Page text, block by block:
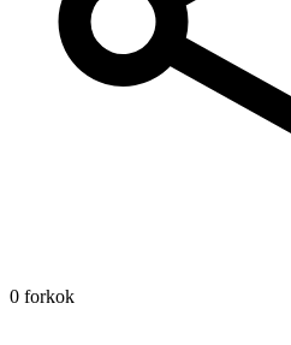
0 forkok